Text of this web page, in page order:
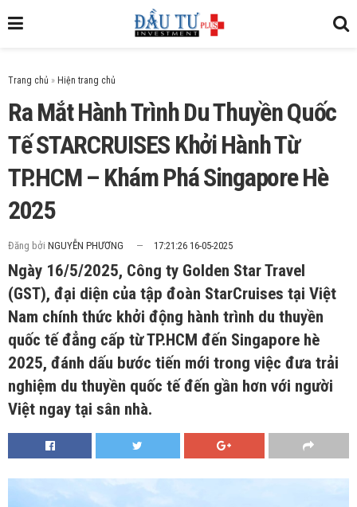
Trang chủ »
Ra Mắt Hành Trình Du Thuyền Quốc
Tế STARCRUISES Khởi Hành Từ
TP.HCM – Khám Phá Singapore Hè
2025
Đăng bởi NGUYỄN PHƯƠNG 17:21:26 16-05-2025
Ngày 16/5/2025, Công ty Golden Star Travel
(GST), đại diện của tập đoàn StarCruises tại Việt
Nam chính thức khởi động hành trình du thuyền
quốc tế đẳng cấp từ TP.HCM đến Singapore hè
2025, đánh dấu bước tiến mới trong việc đưa trải
nghiệm du thuyền quốc tế đến gần hơn với người
Việt ngay tại sân nhà.